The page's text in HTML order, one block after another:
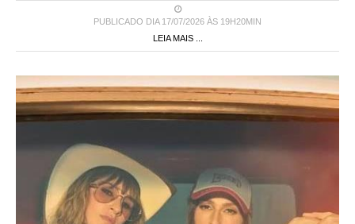
PUBLICADO DIA 17/07/2026 ÀS 19H20MIN
LEIA MAIS ...